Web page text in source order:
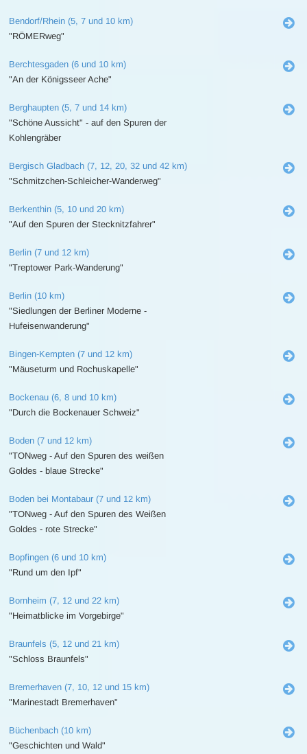
Bendorf/Rhein (5, 7 und 10 km)
"RÖMERweg"
Berchtesgaden (6 und 10 km)
"An der Königsseer Ache"
Berghaupten (5, 7 und 14 km)
"Schöne Aussicht" - auf den Spuren der
Kohlengräber
Bergisch Gladbach (7, 12, 20, 32 und 42 km)
"Schmitzchen-Schleicher-Wanderweg"
Berkenthin (5, 10 und 20 km)
"Auf den Spuren der Stecknitzfahrer"
Berlin (7 und 12 km)
"Treptower Park-Wanderung"
Berlin (10 km)
"Siedlungen der Berliner Moderne -
Hufeisenwanderung"
Bingen-Kempten (7 und 12 km)
"Mäuseturm und Rochuskapelle"
Bockenau (6, 8 und 10 km)
"Durch die Bockenauer Schweiz"
Boden (7 und 12 km)
"TONweg - Auf den Spuren des weißen
Goldes - blaue Strecke"
Boden bei Montabaur (7 und 12 km)
"TONweg - Auf den Spuren des Weißen
Goldes - rote Strecke"
Bopfingen (6 und 10 km)
"Rund um den Ipf"
Bornheim (7, 12 und 22 km)
"Heimatblicke im Vorgebirge"
Braunfels (5, 12 und 21 km)
"Schloss Braunfels"
Bremerhaven (7, 10, 12 und 15 km)
"Marinestadt Bremerhaven"
Büchenbach (10 km)
"Geschichten und Wald"